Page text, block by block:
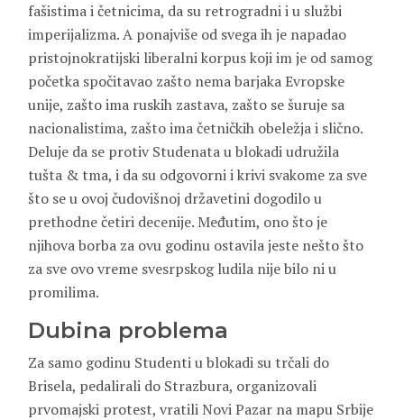
fašistima i četnicima, da su retrogradni i u službi
imperijalizma. A ponajviše od svega ih je napadao
pristojnokratijski liberalni korpus koji im je od samog
početka spočitavao zašto nema barjaka Evropske
unije, zašto ima ruskih zastava, zašto se šuruje sa
nacionalistima, zašto ima četničkih obeležja i slično.
Deluje da se protiv Studenata u blokadi udružila
tušta & tma, i da su odgovorni i krivi svakome za sve
što se u ovoj čudovišnoj državetini dogodilo u
prethodne četiri decenije. Međutim, ono što je
njihova borba za ovu godinu ostavila jeste nešto što
za sve ovo vreme svesrpskog ludila nije bilo ni u
promilima.
Dubina problema
Za samo godinu Studenti u blokadi su trčali do
Brisela, pedalirali do Strazbura, organizovali
prvomajski protest, vratili Novi Pazar na mapu Srbije